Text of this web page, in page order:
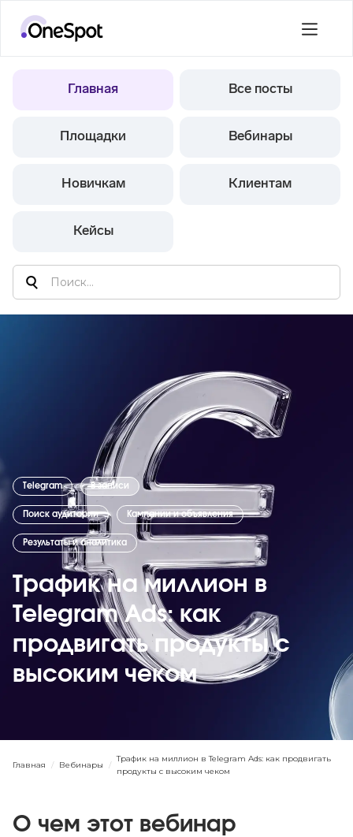
Главная Все посты
Площадки Вебинары
Новичкам Клиентам
Кейсы
Telegram В записи
Поиск аудитории Кампании и объявления
Результаты и аналитика
Трафик на миллион в
Telegram Ads: как
продвигать продукты с
высоким чеком
Главная / Вебинары /
Трафик на миллион в Telegram Ads: как продвигать
продукты с высоким чеком
О чем этот вебинар